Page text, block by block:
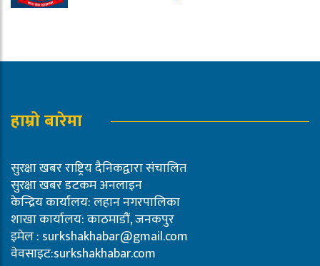
हाम्रो बारेमा
सुरक्षा खबर राष्ट्रिय दैनिकद्वारा संचालित
सुरक्षा खबर डटकम अनलाइन
केन्द्रिय कार्यालय: लहान नगरपालिका
शाखा कार्यालय: काठमाडौं, जनकपुर
इमेल : surkshakhabar@gmail.com
वेवसाइट:surkshakhabar.com